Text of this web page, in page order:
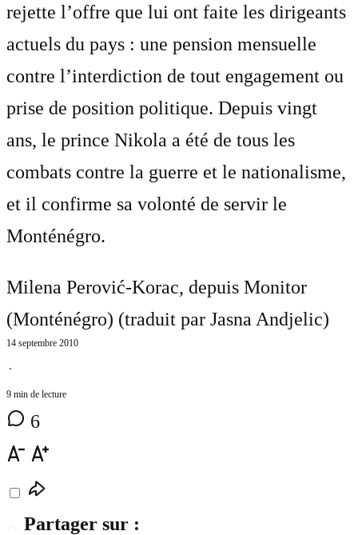
rejette l’offre que lui ont faite les dirigeants
actuels du pays : une pension mensuelle
contre l’interdiction de tout engagement ou
prise de position politique. Depuis vingt
ans, le prince Nikola a été de tous les
combats contre la guerre et le nationalisme,
et il confirme sa volonté de servir le
Monténégro.
Milena Perović-Korac, depuis Monitor
(Monténégro) (traduit par Jasna Andjelic)
14 septembre 2010
⋅
9 min de lecture
6
Partager sur :